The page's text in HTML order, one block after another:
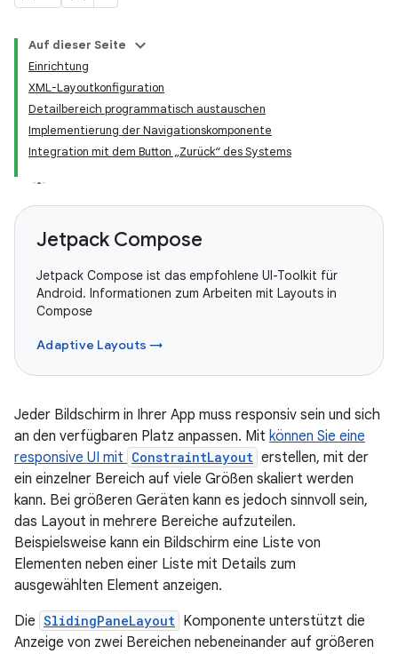
Auf dieser Seite
Einrichtung
XML-Layoutkonfiguration
Detailbereich programmatisch austauschen
Implementierung der Navigationskomponente
Integration mit dem Button „Zurück“ des Systems
Jetpack Compose
Jetpack Compose ist das empfohlene UI-Toolkit für
Android. Informationen zum Arbeiten mit Layouts in
Compose
Adaptive Layouts →
Jeder Bildschirm in Ihrer App muss responsiv sein und sich
an den verfügbaren Platz anpassen. Mit können Sie eine
responsive UI mit ConstraintLayout erstellen, mit der
ein einzelner Bereich auf viele Größen skaliert werden
kann. Bei größeren Geräten kann es jedoch sinnvoll sein,
das Layout in mehrere Bereiche aufzuteilen.
Beispielsweise kann ein Bildschirm eine Liste von
Elementen neben einer Liste mit Details zum
ausgewählten Element anzeigen.
Die SlidingPaneLayout Komponente unterstützt die
Anzeige von zwei Bereichen nebeneinander auf größeren